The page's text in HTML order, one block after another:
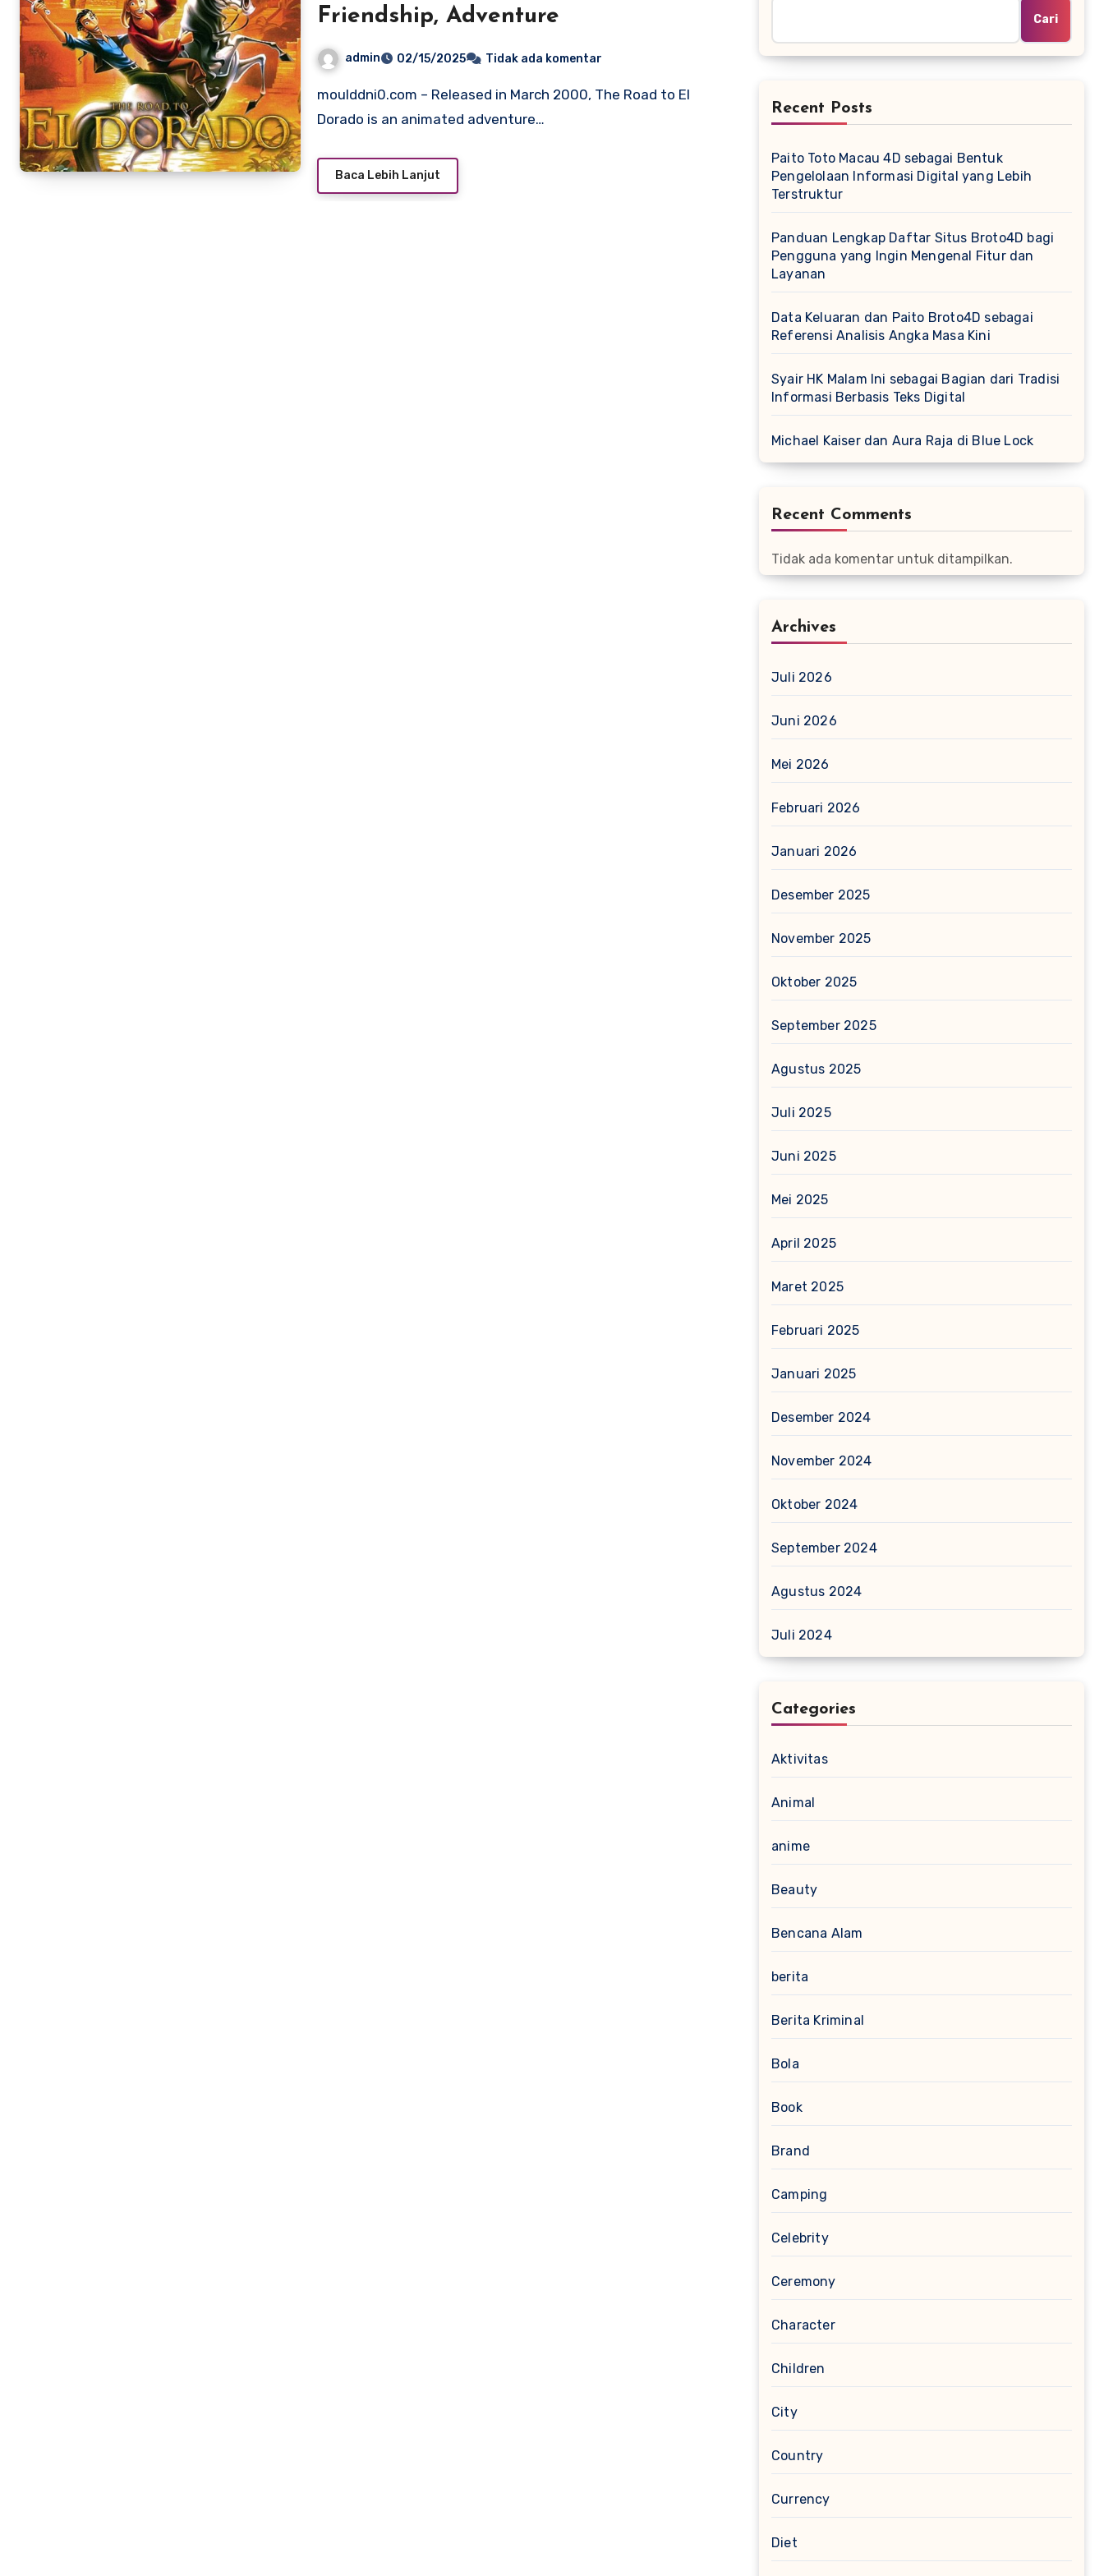
Friendship, Adventure
admin 02/15/2025 Tidak ada komentar
moulddni0.com – Released in March 2000, The Road to El
Dorado is an animated adventure…
Baca Lebih Lanjut
Cari
Recent Posts
Paito Toto Macau 4D sebagai Bentuk
Pengelolaan Informasi Digital yang Lebih
Terstruktur
Panduan Lengkap Daftar Situs Broto4D bagi
Pengguna yang Ingin Mengenal Fitur dan
Layanan
Data Keluaran dan Paito Broto4D sebagai
Referensi Analisis Angka Masa Kini
Syair HK Malam Ini sebagai Bagian dari Tradisi
Informasi Berbasis Teks Digital
Michael Kaiser dan Aura Raja di Blue Lock
Recent Comments
Tidak ada komentar untuk ditampilkan.
Archives
Juli 2026
Juni 2026
Mei 2026
Februari 2026
Januari 2026
Desember 2025
November 2025
Oktober 2025
September 2025
Agustus 2025
Juli 2025
Juni 2025
Mei 2025
April 2025
Maret 2025
Februari 2025
Januari 2025
Desember 2024
November 2024
Oktober 2024
September 2024
Agustus 2024
Juli 2024
Categories
Aktivitas
Animal
anime
Beauty
Bencana Alam
berita
Berita Kriminal
Bola
Book
Brand
Camping
Celebrity
Ceremony
Character
Children
City
Country
Currency
Diet